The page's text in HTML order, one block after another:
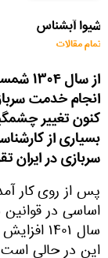
شیوا آبشناس
تمام مقالات
از
انجام خدمت
کنون تغییر
بسیاری از
سربازی در ایران تقریباً مشابه ۹۰
پس از روی کار
اساسی در
سال
این در حالی